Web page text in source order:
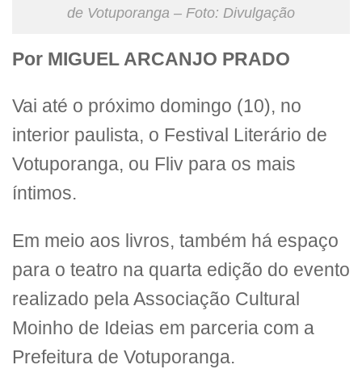
de Votuporanga – Foto: Divulgação
Por MIGUEL ARCANJO PRADO
Vai até o próximo domingo (10), no
interior paulista, o Festival Literário de
Votuporanga, ou Fliv para os mais
íntimos.
Em meio aos livros, também há espaço
para o teatro na quarta edição do evento
realizado pela Associação Cultural
Moinho de Ideias em parceria com a
Prefeitura de Votuporanga.